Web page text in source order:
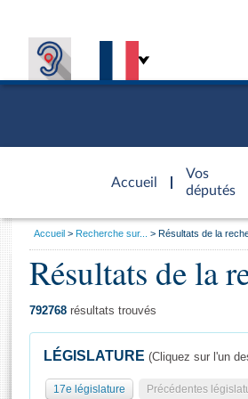
Accueil
d'accueil
Vos
députés
Général
Vous
Accueil Recherche sur... Résultats de la
Résultats de la
792768 résultats trouvés
LÉGISLATURE (Cliquez sur l'un
17e législature Précédentes